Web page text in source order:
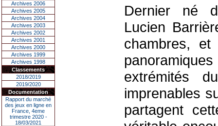
Archives 2006
Archives 2005
Archives 2004
Archives 2003
Archives 2002
Archives 2001
Archives 2000
Archives 1999
Archives 1998
Classements
2018/2019
2019/2020
Documentation
Rapport du marché
des jeux en ligne en
France, 4eme
trimestre 2020 -
18/03/2021
Dernier né
Lucien
chambres, et
extrémités
imprenables
partagent